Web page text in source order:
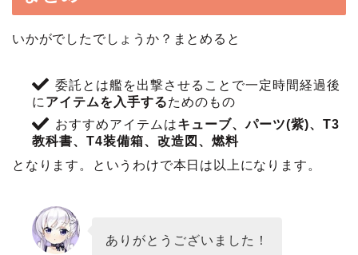
いかがでしたでしょうか？まとめると
委託とは艦を出撃させることで一定時間経過後
に アイテムを入手するためのもの
おすすめアイテムはキューブ、パーツ(紫)、T3
教科書、T4装備箱、改造図、燃料
となります。というわけで本日は以上になります。
ありがとうございました！